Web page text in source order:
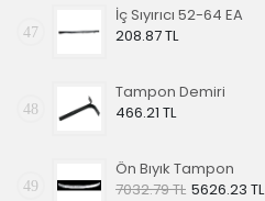
47
İç Sıyırıcı 52-64 EA
208.87 TL
48
Tampon Demiri
466.21 TL
49
Ön Bıyık Tampon
7032.79 TL 5626.23 TL